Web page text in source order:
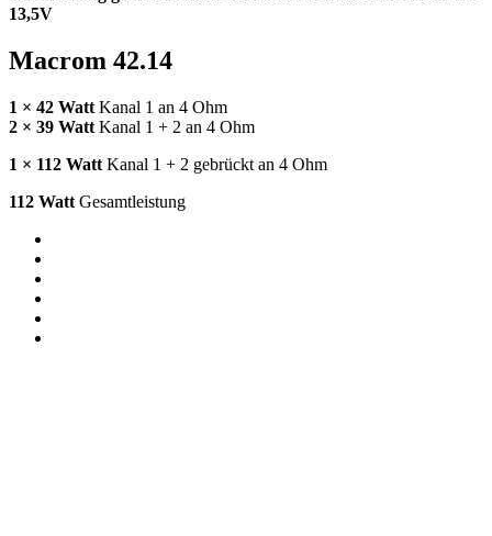
13,5V
Macrom 42.14
1 × 42 Watt Kanal 1 an 4 Ohm
2 × 39 Watt Kanal 1 + 2 an 4 Ohm
1 × 112 Watt Kanal 1 + 2 gebrückt an 4 Ohm
112 Watt Gesamtleistung